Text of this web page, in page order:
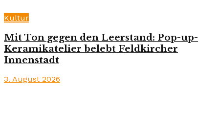
Kultur
Mit Ton gegen den Leerstand: Pop-up-
Keramikatelier belebt Feldkircher
Innenstadt
3. August 2026